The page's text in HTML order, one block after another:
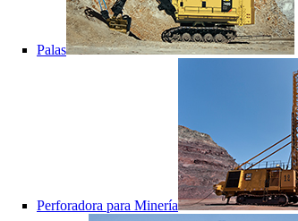
Palas
Perforadora para Minería